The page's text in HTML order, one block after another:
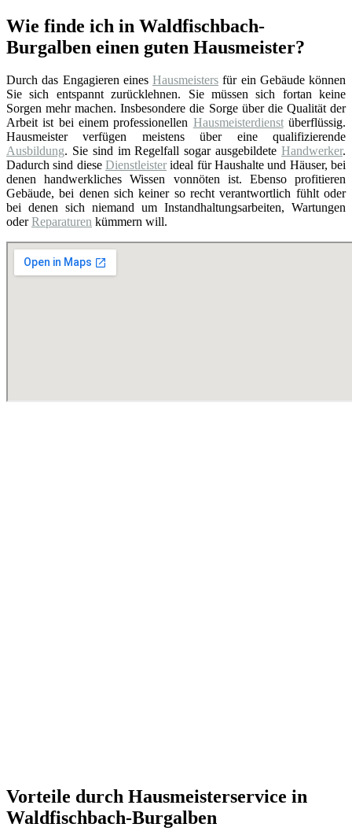
Wie finde ich in Waldfischbach-
Burgalben einen guten Hausmeister?
Durch das Engagieren eines Hausmeisters für ein Gebäude können
Sie sich entspannt zurücklehnen. Sie müssen sich fortan keine
Sorgen mehr machen. Insbesondere die Sorge über die Qualität der
Arbeit ist bei einem professionellen Hausmeisterdienstüberflüssig.
Hausmeister verfügen meistens über eine qualifizierende
Ausbildung. Sie sind im Regelfall sogar ausgebildete Handwerker.
Dadurch sind diese Dienstleister ideal für Haushalte und Häuser, bei
denen handwerkliches Wissen vonnöten ist. Ebenso profitieren
Gebäude, bei denen sich keiner so recht verantwortlich fühlt oder
bei denen sich niemand um Instandhaltungsarbeiten, Wartungen
oderReparaturen kümmern will.
Vorteile durch Hausmeisterservice in
Waldfischbach-Burgalben